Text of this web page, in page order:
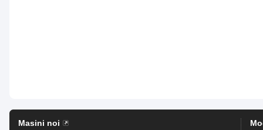
Masini noi